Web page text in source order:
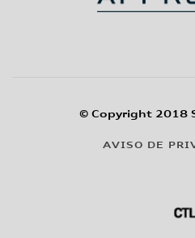
© Copyright 2018
AVISO DE